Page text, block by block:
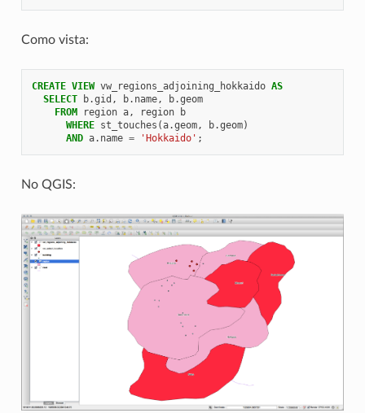
Como vista:
CREATE VIEW vw_regions_adjoining_hokkaido AS
SELECT
b.gid , b. name, b.geom
FROM
region a, region
b
WHERE st_touches (a.geom, b.geom)
AND a. name = 'Hokkaido' ;
No QGIS: